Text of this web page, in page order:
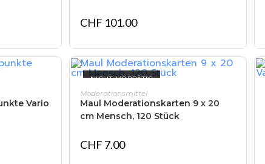
CHF 101.00
Vario
NICHT VORRÄTIG
WEITERLESEN
Moderationsmittel
Maul Moderationskarten 9 x 20
cm Mensch, 120 Stück
CHF 7.00